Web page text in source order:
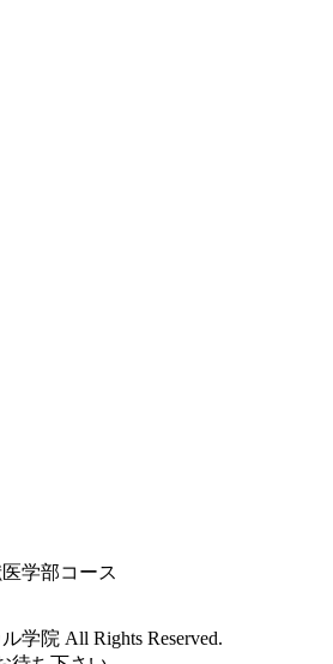
学部コース
学院 All Rights Reserved.